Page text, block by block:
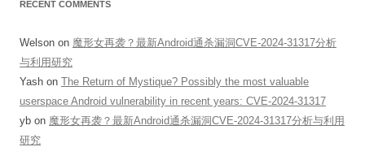
RECENT COMMENTS
Welson on 魔形女再袭？最新Android通杀漏洞CVE-2024-31317分析
与利用研究
Yash on The Return of Mystique? Possibly the most valuable
userspace Android vulnerability in recent years: CVE-2024-31317
yb on 魔形女再袭？最新Android通杀漏洞CVE-2024-31317分析与利用
研究